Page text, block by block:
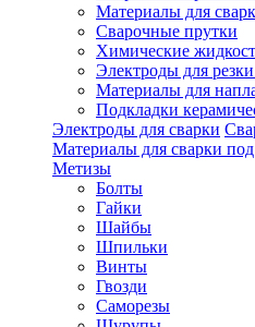
Материалы для
Сварочные прутки
Химические
Электроды для
Материалы для
Подкладки
Электроды для сварки
Материалы для сварки
Метизы
Болты
Гайки
Шайбы
Шпильки
Винты
Гвозди
Саморезы